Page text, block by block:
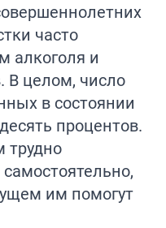
часто
алкоголя и
В целом, число
в состоянии
процентов.
трудно
им помогут